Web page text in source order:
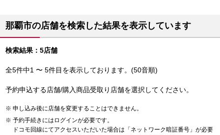
那覇市の店舗を検索した結果を表示しています
検索結果：5店舗
全5件中1 〜 5件目を表示しております。(50音順)
予約申込する店舗/購入商品受取り店舗を選択してください。
申し込み後に店舗を変更することはできません。
予約手続きにはログインが必要です。
ドコモ回線にてアクセスいただいた場合は「ネットワーク暗証番号」が必要